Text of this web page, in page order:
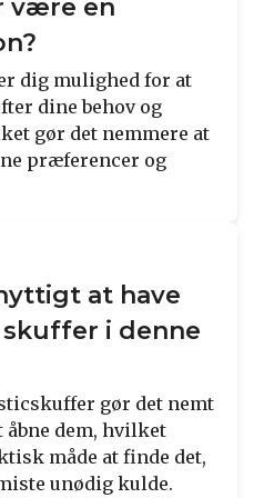
være en
dig mulighed for at
dine behov og
gør det nemmere at
præferencer og
at have
i denne
gør det nemt
åbne dem, hvilket
måde at finde det,
unødig kulde.